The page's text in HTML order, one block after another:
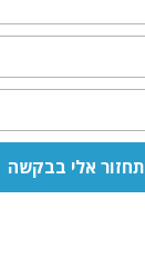
תחזור אלי בבקשה